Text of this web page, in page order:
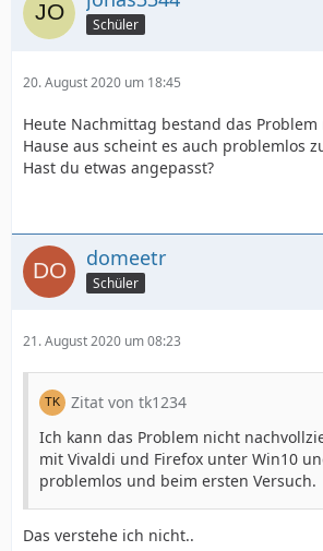
Schüler
20. August 2020 um 18:45
Heute Nachmittag bestand das Problem
Hause aus scheint es auch problemlos
Hast du etwas angepasst?
domeetr
Schüler
21. August 2020 um 08:23
Zitat von tk1234
Ich kann das Problem nicht
mit Vivaldi und Firefox unter Win10
problemlos und beim ersten Versuch.
Das verstehe ich nicht..